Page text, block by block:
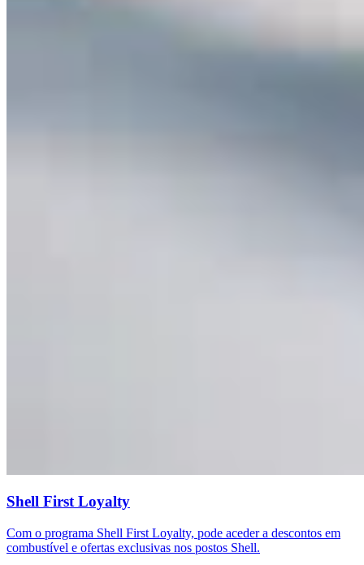
Shell First Loyalty
Com o programa Shell First Loyalty, pode aceder a descontos em
combustível e ofertas exclusivas nos postos Shell.